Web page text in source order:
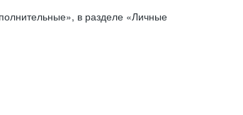
в разделе «Личные